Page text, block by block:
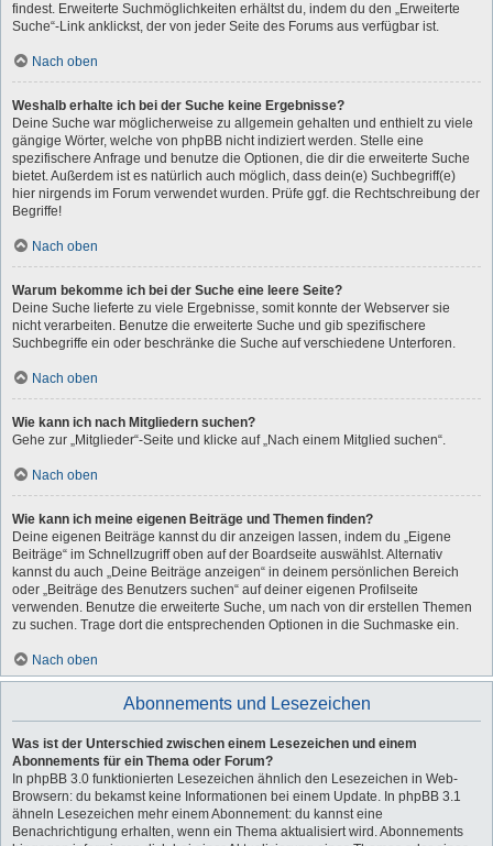
findest. Erweiterte Suchmöglichkeiten erhältst du, indem du den „Erweiterte
Suche“-Link anklickst, der von jeder Seite des Forums aus verfügbar ist.
Nach oben
Weshalb erhalte ich bei der Suche keine Ergebnisse?
Deine Suche war möglicherweise zu allgemein gehalten und enthielt zu viele
gängige Wörter, welche von phpBB nicht indiziert werden. Stelle eine
spezifischere Anfrage und benutze die Optionen, die dir die erweiterte Suche
bietet. Außerdem ist es natürlich auch möglich, dass dein(e) Suchbegriff(e)
hier nirgends im Forum verwendet wurden. Prüfe ggf. die Rechtschreibung der
Begriffe!
Nach oben
Warum bekomme ich bei der Suche eine leere Seite?
Deine Suche lieferte zu viele Ergebnisse, somit konnte der Webserver sie
nicht verarbeiten. Benutze die erweiterte Suche und gib spezifischere
Suchbegriffe ein oder beschränke die Suche auf verschiedene Unterforen.
Nach oben
Wie kann ich nach Mitgliedern suchen?
Gehe zur „Mitglieder“-Seite und klicke auf „Nach einem Mitglied suchen“.
Nach oben
Wie kann ich meine eigenen Beiträge und Themen finden?
Deine eigenen Beiträge kannst du dir anzeigen lassen, indem du „Eigene
Beiträge“ im Schnellzugriff oben auf der Boardseite auswählst. Alternativ
kannst du auch „Deine Beiträge anzeigen“ in deinem persönlichen Bereich
oder „Beiträge des Benutzers suchen“ auf deiner eigenen Profilseite
verwenden. Benutze die erweiterte Suche, um nach von dir erstellen Themen
zu suchen. Trage dort die entsprechenden Optionen in die Suchmaske ein.
Nach oben
Abonnements und Lesezeichen
Was ist der Unterschied zwischen einem Lesezeichen und einem
Abonnements für ein Thema oder Forum?
In phpBB 3.0 funktionierten Lesezeichen ähnlich den Lesezeichen in Web-
Browsern: du bekamst keine Informationen bei einem Update. In phpBB 3.1
ähneln Lesezeichen mehr einem Abonnement: du kannst eine
Benachrichtigung erhalten, wenn ein Thema aktualisiert wird. Abonnements